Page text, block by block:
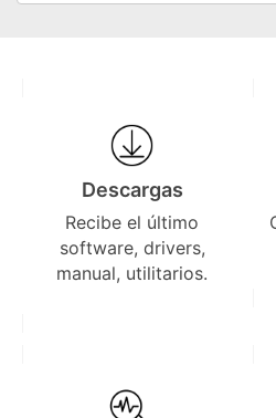
Descargas
Recibe el último
software, drivers,
manual, utilitarios.